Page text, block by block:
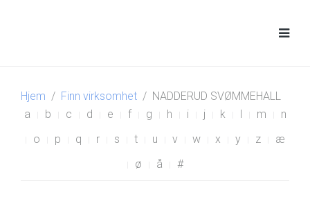
Hjem Finn virksomhet
NADDERUD SVØMMEHALL
a
b c d e f g h i j k l m
n
o
p q r s t u v w x y z
æ
ø
å #